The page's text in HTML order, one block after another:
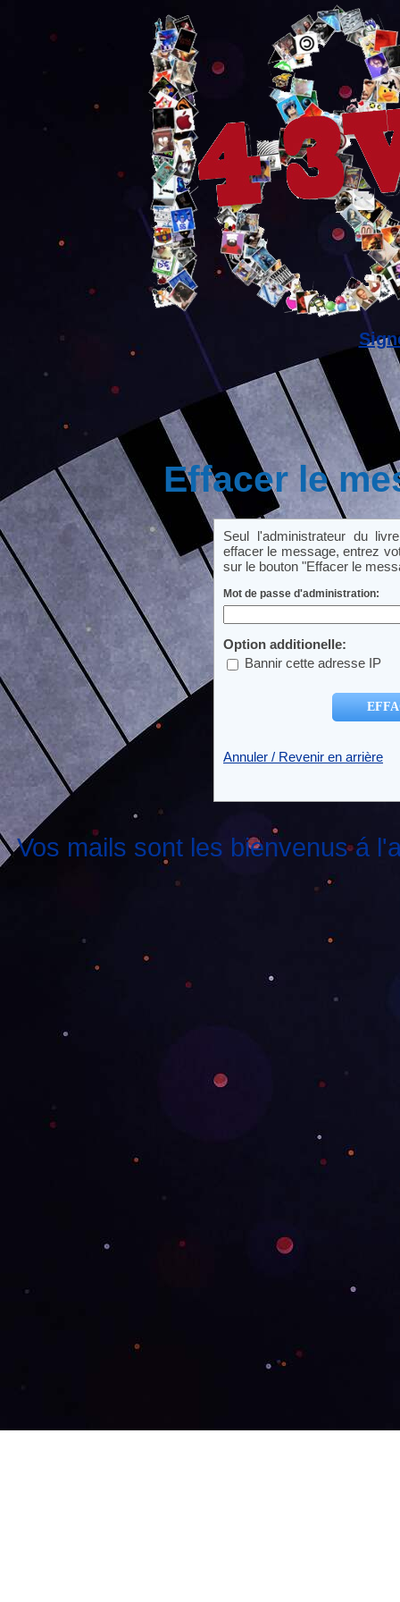
Effacer le
Seul l'administrateur du
effacer le message, entrez
sur le bouton "Effacer le
Mot de passe d'administration:
Option additionelle:
Bannir cette adresse IP
Annuler / Revenir en arrière
Vos mails sont les bienvenus á